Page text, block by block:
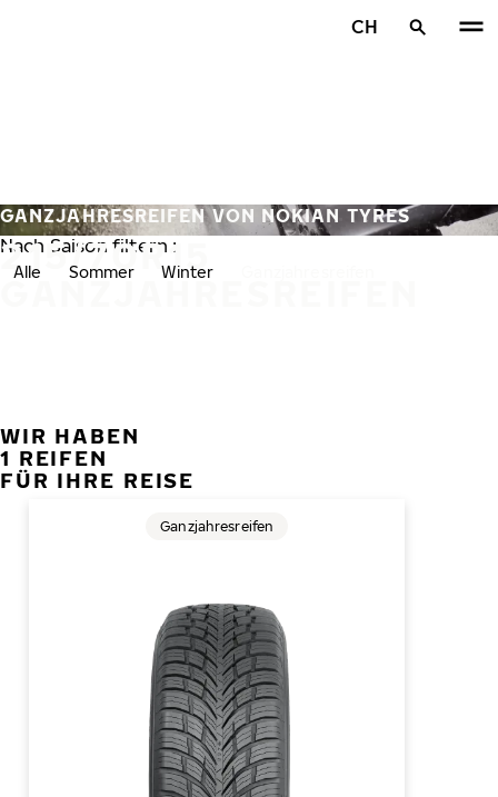
CH
215/70R15
GANZJAHRESREIFEN
GANZJAHRESREIFEN VON NOKIAN TYRES
Nach Saison filtern :
Alle Sommer Winter
WIR HABEN
1 REIFEN
FÜR IHRE REISE
Ganzjahresreifen